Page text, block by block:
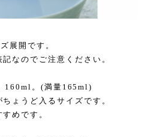
展開です。
なのでご注意ください。
160ml。(満量165ml)
ょうど入るサイズです。
めです。